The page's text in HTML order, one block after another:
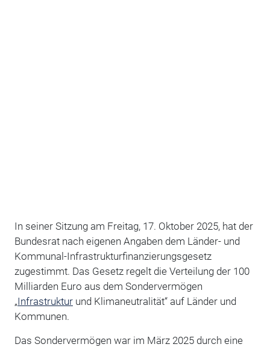
In seiner Sitzung am Freitag, 17. Oktober 2025, hat der
Bundesrat nach eigenen Angaben dem Länder- und
Kommunal-Infrastrukturfinanzierungsgesetz
zugestimmt. Das Gesetz regelt die Verteilung der 100
Milliarden Euro aus dem Sondervermögen
„Infrastrukturund Klimaneutralität“ auf Länder und
Kommunen.
Das Sondervermögen war im März 2025 durch eine